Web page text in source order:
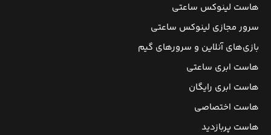
هاست لینوکس ساعتی
سرور مجازی لینوکس ساعتی
بازی‌های آنلاین و سرورهای گیم
هاست ابری ساعتی
هاست ابری رایگان
هاست اختصاصی
هاست پربازدید